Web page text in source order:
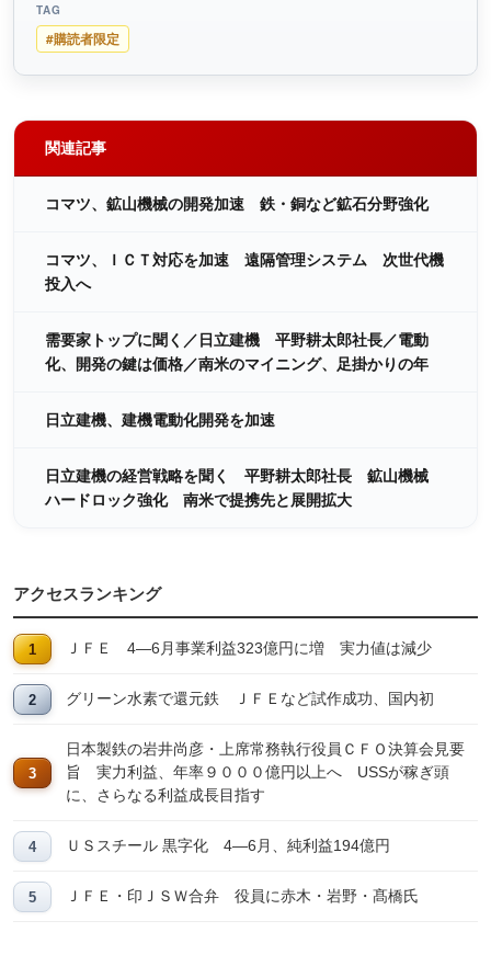
TAG
#購読者限定
関連記事
コマツ、鉱山機械の開発加速 鉄・銅など鉱石分野強化
コマツ、ＩＣＴ対応を加速 遠隔管理システム 次世代機
投入へ
需要家トップに聞く／日立建機 平野耕太郎社長／電動
化、開発の鍵は価格／南米のマイニング、足掛かりの年
日立建機、建機電動化開発を加速
日立建機の経営戦略を聞く 平野耕太郎社長 鉱山機械
ハードロック強化 南米で提携先と展開拡大
アクセスランキング
ＪＦＥ 4―6月事業利益323億円に増 実力値は減少
グリーン水素で還元鉄 ＪＦＥなど試作成功、国内初
日本製鉄の岩井尚彦・上席常務執行役員ＣＦＯ決算会見要
旨 実力利益、年率９０００億円以上へ USSが稼ぎ頭
に、さらなる利益成長目指す
ＵＳスチール 黒字化 4―6月、純利益194億円
ＪＦＥ・印ＪＳＷ合弁 役員に赤木・岩野・髙橋氏